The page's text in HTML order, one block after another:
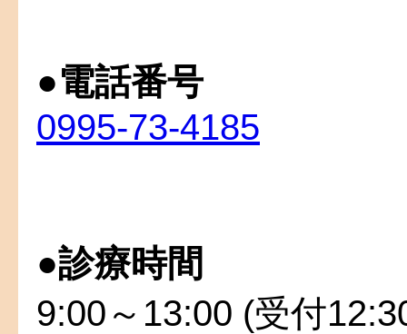
●電話番号
0995-73-4185
●診療時間
9:00～13:00 (受付